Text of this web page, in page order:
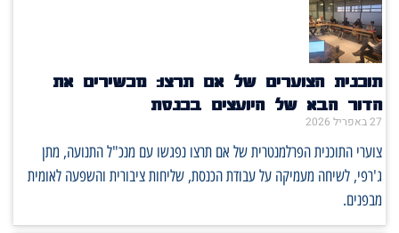
תוכנית הצוערים של אם תרצו: מכשירים את
הדור הבא של היועצים בכנסת
27 באפריל 2026
צוערי התוכנית הפרלמנטרית של אם תרצו נפגשו עם מנכ"ל התנועה, מתן
ג'רפי, לשיחה מעמיקה על עבודת הכנסת, שליחות ציבורית והשפעה לאומית
מבפנים.